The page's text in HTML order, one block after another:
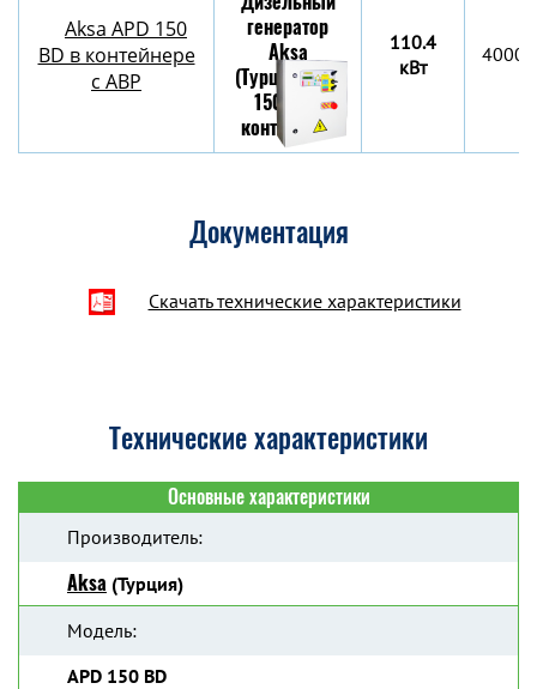
Aksa APD 150
BD в контейнере
c АВР
110.4
кВт
Документация
Скачать технические характеристики
Технические характеристики
Основные характеристики
Производитель:
Aksa (Турция)
Модель:
APD 150 BD